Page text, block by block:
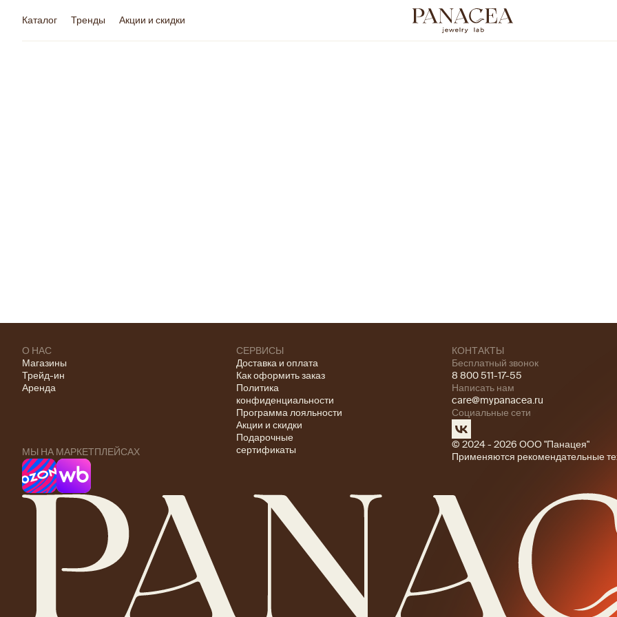
Каталог Тренды Акции и скидки
О НАС
Магазины
Трейд-ин
Аренда
МЫ НА МАРКЕТПЛЕЙСАХ
СЕРВИСЫ
Доставка и оплата
Как оформить заказ
Политика
конфиденциальности
Программа лояльности
Акции и скидки
Подарочные
сертификаты
КОНТАКТЫ
Бесплатный звонок
8 800 511-17-55
Написать нам
care@mypanacea.ru
Социальные сети
© 2024 - 2026 ООО "Панацея"
Применяются рекомендательные